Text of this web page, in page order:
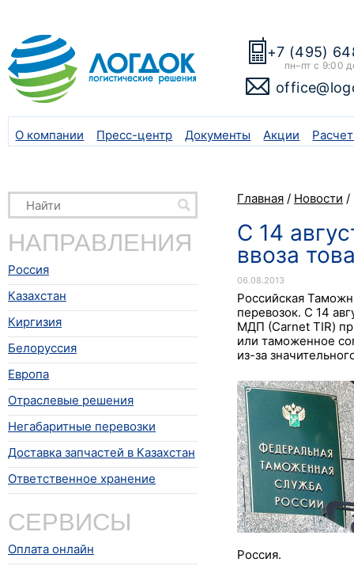
+7 (495)
пн–пт с 9:00
О компании Пресс-центр Документы Акции
НАПРАВЛЕНИЯ
Россия
Казахстан
Киргизия
Белоруссия
Европа
Отраслевые решения
Негабаритные перевозки
Доставка запчастей в Казахстан
Ответственное хранение
СЕРВИСЫ
Оплата онлайн
Главная / Новости /
С 14
ввоза
06.08.2013
Российская
перевозок. С 14
МДП (Carnet TIR)
или таможенное
из-за
Россия.